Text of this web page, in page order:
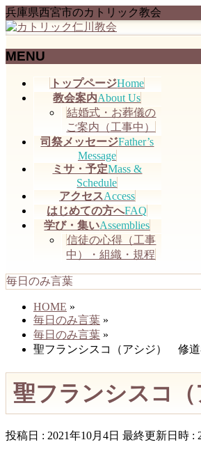
兵庫県西宮市のカトリック教会
MENU
トップページHome
教会案内About Us
結婚式・お葬儀の
ご案内（工事中）
司祭メッセージFather’s
Message
ミサ・予定Mass &
Schedule
アクセスAccess
はじめての方へFAQ
学び・集いAssemblies
信徒の心得（工事
中）・組織・規程
毎日のみ言葉
HOME »
毎日のみ言葉 »
毎日のみ言葉 »
聖フランシスコ（アシジ） 修
聖フランシスコ
投稿日 : 2021年10月4日 最終更新日時 :